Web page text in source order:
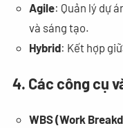
Agile: Quản lý dự
và sáng tạo.
Hybrid: Kết hợp
4. Các công cụ
WBS (Work